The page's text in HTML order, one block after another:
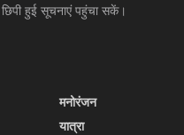
हुई सूचनाएं पहुंचा सकें।
मनोरंजन
यात्रा